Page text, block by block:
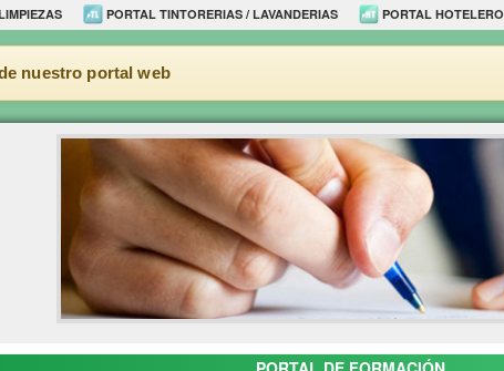
PORTAL TINTORERIAS / LAVANDERIAS PORTAL HOTELERO
nuestro portal web